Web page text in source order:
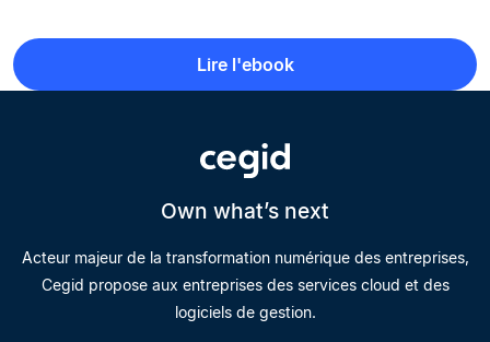
Lire l'ebook
Own what’s next
Acteur majeur de la transformation numérique des entreprises,
Cegid propose aux entreprises des services cloud et des
logiciels de gestion.